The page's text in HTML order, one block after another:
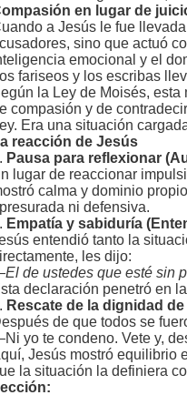
en lugar de
a Jesús le fue llevada
sino que actuó
emocional y el
fariseos y los escribas
la Ley de Moisés,
compasión y de
Era una situación
reacción de Jesús
Pausa para reflexionar
lugar de reaccionar
calma y dominio
ni defensiva.
Empatía y sabiduría
entendió tanto la
les dijo:
de ustedes que esté sin
declaración penetró en
Rescate de la dignidad
de que todos se
yo te condeno. Vete y,
Jesús mostró equilibrio
la situación la definiera